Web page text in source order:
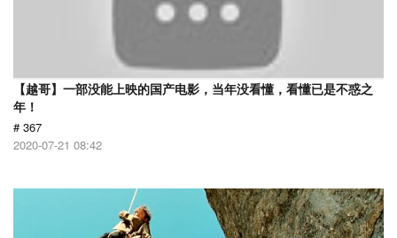
【越哥】一部没能上映的国产电影，当年没看懂，看懂已是不惑之
年！
# 367
2020-07-21 08:42